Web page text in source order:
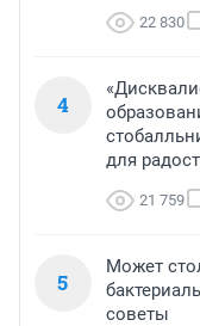
22 830
4
для
21 759
5
Может
советы